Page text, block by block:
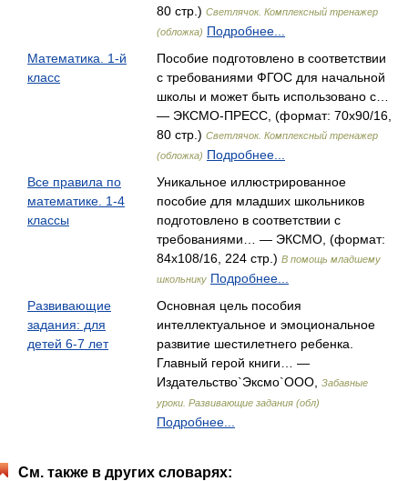
80 стр.) Светлячок. Комплексный тренажер
(обложка) Подробнее...
Математика. 1-й
класс
Пособие подготовлено в соответствии
с требованиями ФГОС для начальной
школы и может быть использовано с…
— ЭКСМО-ПРЕСС, (формат: 70x90/16,
80 стр.) Светлячок. Комплексный тренажер
(обложка) Подробнее...
Все правила по
математике. 1-4
классы
Уникальное иллюстрированное
пособие для младших школьников
подготовлено в соответствии с
требованиями… — ЭКСМО, (формат:
84x108/16, 224 стр.) В помощь младшему
школьнику Подробнее...
Развивающие
задания: для
детей 6-7 лет
Основная цель пособия
интеллектуальное и эмоциональное
развитие шестилетнего ребенка.
Главный герой книги… —
Издательство`Эксмо`ООО,
Забавные
уроки. Развивающие задания (обл)
Подробнее...
См. также в других словарях: